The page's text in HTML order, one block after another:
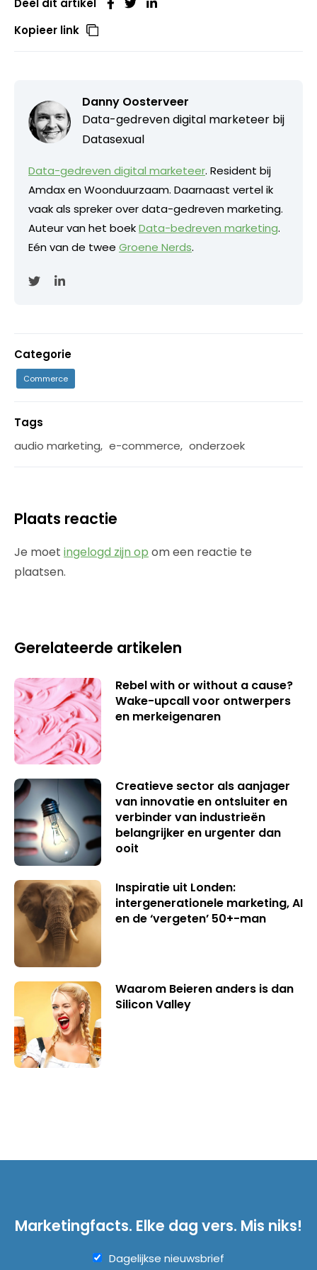
Deel dit artikel
Kopieer link
Danny Oosterveer
Data-gedreven digital marketeer bij
Datasexual
Data-gedreven digital marketeer. Resident bij
Amdax en Woonduurzaam. Daarnaast vertel ik
vaak als spreker over data-gedreven marketing.
Auteur van het boekData-bedreven marketing.
Eén van de twee Groene Nerds.
Categorie
Commerce
Tags
audio marketing, e-commerce, onderzoek
Plaats reactie
Je moet ingelogd zijn op om een reactie te
plaatsen.
Gerelateerde artikelen
Rebel with or without a cause?
Wake-upcall voor ontwerpers
en merkeigenaren
Creatieve sector als aanjager
van innovatie en ontsluiter en
verbinder van industrieën
belangrijker en urgenter dan
ooit
Inspiratie uit Londen:
intergenerationele marketing, AI
en de ‘vergeten’ 50+-man
Waarom Beieren anders is dan
Silicon Valley
Marketingfacts. Elke dag vers. Mis niks!
Dagelijkse nieuwsbrief